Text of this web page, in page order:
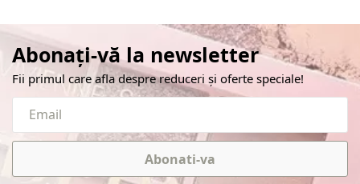
Abonați-vă la newsletter
Fii primul care afla despre reduceri și oferte speciale!
Abonati-va